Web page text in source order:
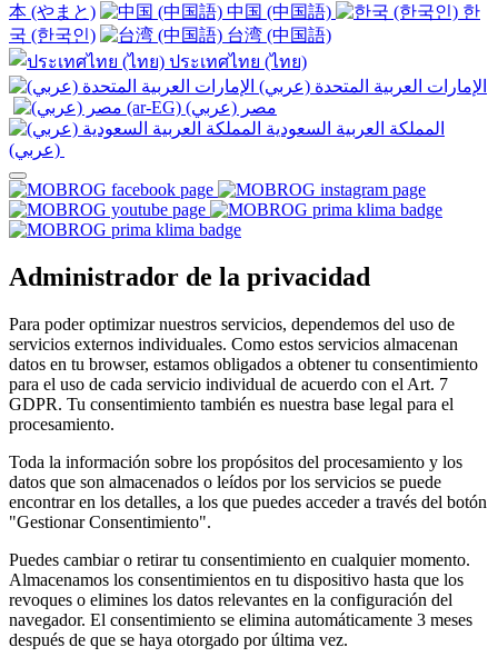
本 (やまと)
中国 (中国語)
한
국 (한국인)
台湾 (中国語)
ประเทศไทย (ไทย)
Administrador de la privacidad
Para poder optimizar nuestros servicios, dependemos del uso de
servicios externos individuales. Como estos servicios almacenan
datos en tu browser, estamos obligados a obtener tu consentimiento
para el uso de cada servicio individual de acuerdo con el Art. 7
GDPR. Tu consentimiento también es nuestra base legal para el
procesamiento.
Toda la información sobre los propósitos del procesamiento y los
datos que son almacenados o leídos por los servicios se puede
encontrar en los detalles, a los que puedes acceder a través del botón
"Gestionar Consentimiento".
Puedes cambiar o retirar tu consentimiento en cualquier momento.
Almacenamos los consentimientos en tu dispositivo hasta que los
revoques o elimines los datos relevantes en la configuración del
navegador. El consentimiento se elimina automáticamente 3 meses
después de que se haya otorgado por última vez.